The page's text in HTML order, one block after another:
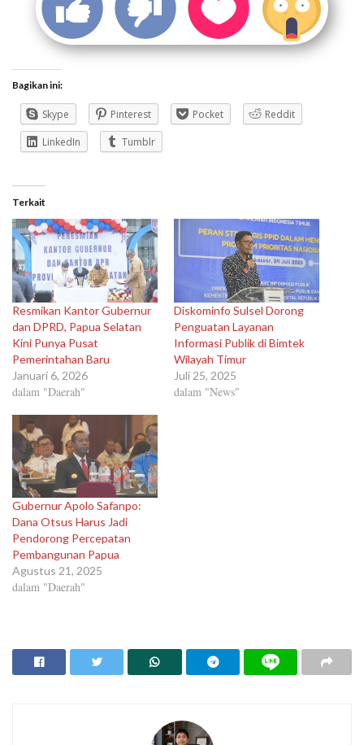
Bagikan ini:
Skype Pinterest Pocket
Reddit
LinkedIn
Tumblr
Terkait
Resmikan Kantor Gubernur
dan DPRD, Papua Selatan
Kini Punya Pusat
Pemerintahan Baru
Januari 6, 2026
dalam "Daerah"
Diskominfo Sulsel Dorong
Penguatan Layanan
Informasi Publik di Bimtek
Wilayah Timur
Juli 25, 2025
dalam "News"
Gubernur Apolo Safanpo:
Dana Otsus Harus Jadi
Pendorong Percepatan
Pembangunan Papua
Agustus 21, 2025
dalam "Daerah"